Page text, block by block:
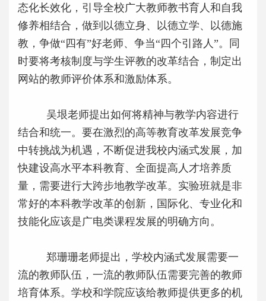
态化长效化，引导全校广大教师教书育人和自我
修养相结合，做到以德立身、以德立学、以德施
教，争做“四有”好老师、争当“四个引路人”。同
时要将考核制度与学生评教的改革结合，制定出
网站的教师评价体系和激励体系。
吴垠老师提出如何将精神与教学内容进行
结合和统一。要在激烈的高等教育改革发展竞争
中转挑战为机遇，不断促进我校内涵式发展，加
快建设高水平本科教育、全面提高人才培养质
量，需要进行大跨步地教学改革。实验班就是非
常好的本科教学改革的创新，国际化、专业化和
技能化应该是广电类课程发展的明确方向。
郑珊珊老师提出，学校内涵式发展需要一
流的教师队伍，一流的教师队伍需要完善的教师
培育体系。学校和学院应该给教师提供更多的机